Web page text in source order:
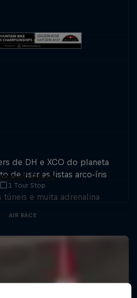
de DH e XCO do planeta
de usar as listas arco-íris
1 Tour Stop
Pass
túneis e muita adrenalina
AIR RACE